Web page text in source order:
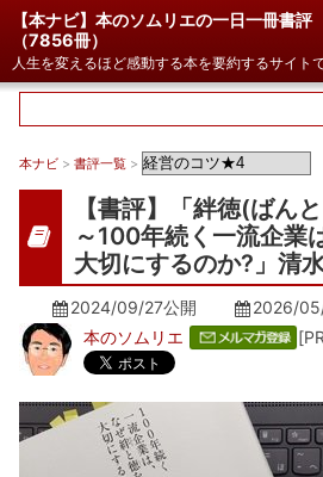
【本ナビ】本のソムリエの一日一冊書評
（7856冊）
人生を変えるほど感動する本を要約するサイト
本ナビ > 書評一覧 >
【書評】「絆徳(ばん
～100年続く一流企業
大切にするのか?」清
2024/09/27公開 2026/
本のソムリエ